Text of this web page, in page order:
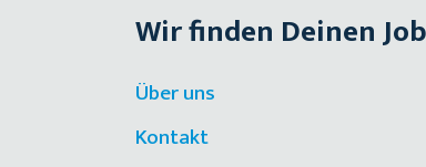
Wir finden Deinen Job
Über uns
Kontakt